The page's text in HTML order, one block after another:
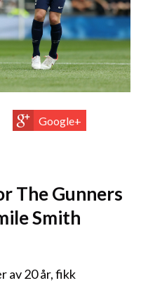
Google+
The Gunners
Smith
av 20 år, fikk